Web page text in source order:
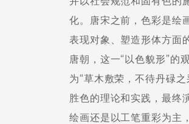
化。唐宋之前，色彩是绘
表现对象、塑造形体方面
唐朝，这一“以色貌形”的
为“草木敷荣，不待丹碌
胜色的理论和实践，最终
绘画还是以工笔重彩为主